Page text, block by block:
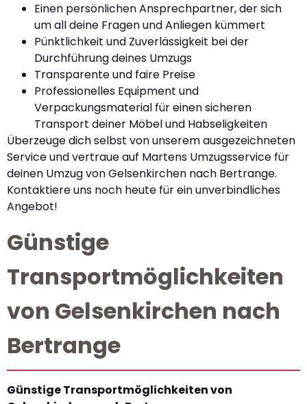
Einen persönlichen Ansprechpartner, der sich
um all deine Fragen und Anliegen kümmert
Pünktlichkeit und Zuverlässigkeit bei der
Durchführung deines Umzugs
Transparente und faire Preise
Professionelles Equipment und
Verpackungsmaterial für einen sicheren
Transport deiner Möbel und Habseligkeiten
Überzeuge dich selbst von unserem ausgezeichneten
Service und vertraue auf Martens Umzugsservice für
deinen Umzug von Gelsenkirchen nach Bertrange.
Kontaktiere uns noch heute für ein unverbindliches
Angebot!
Günstige
Transportmöglichkeiten
von Gelsenkirchen nach
Bertrange
Günstige Transportmöglichkeiten von